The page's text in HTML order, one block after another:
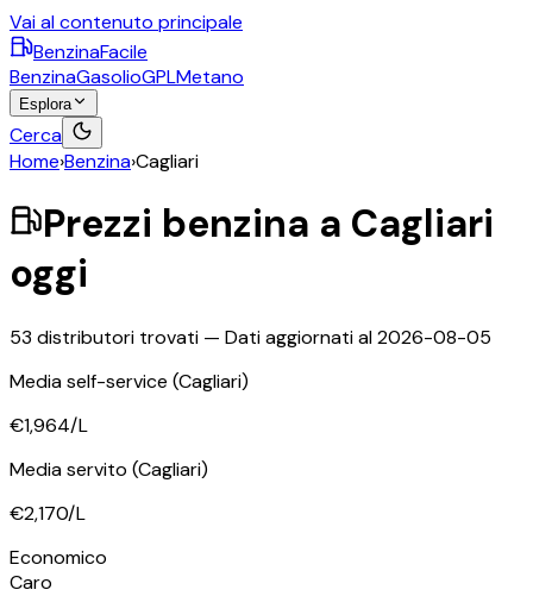
Vai al contenuto principale
BenzinaFacile
BenzinaGasolioGPLMetano
Esplora
Cerca
Home›Benzina›Cagliari
Prezzi benzina a Cagliari
oggi
53 distributori trovati — Dati aggiornati al2026-08-05
Media self-service (Cagliari)
€1,964/L
Media servito (Cagliari)
€2,170/L
Economico
Caro